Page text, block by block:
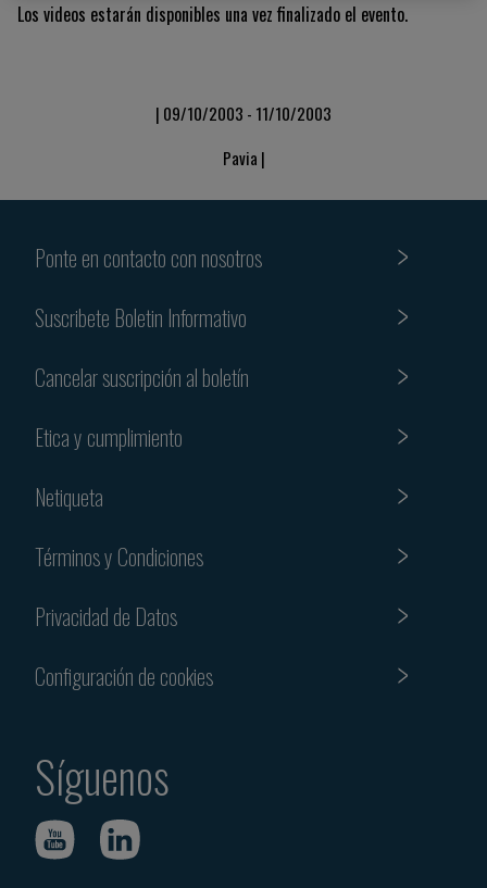
Los videos estarán disponibles una vez finalizado el evento.
| 09/10/2003 - 11/10/2003
Pavia |
Ponte en contacto con nosotros
Suscribete Boletin Informativo
Cancelar suscripción al boletín
Etica y cumplimiento
Netiqueta
Términos y Condiciones
Privacidad de Datos
Configuración de cookies
Síguenos